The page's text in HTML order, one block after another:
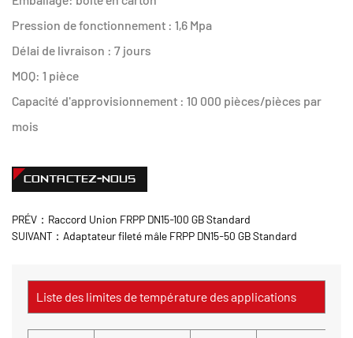
Pression de fonctionnement : 1,6 Mpa
Délai de livraison : 7 jours
MOQ: 1 pièce
Capacité d'approvisionnement : 10 000 pièces/pièces par
mois
CONTACTEZ-NOUS
PRÉV：Raccord Union FRPP DN15-100 GB Standard
SUIVANT：Adaptateur fileté mâle FRPP DN15-50 GB Standard
Liste des limites de température des applications